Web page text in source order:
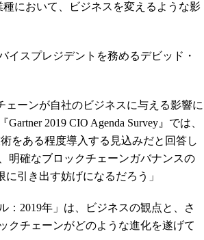
において、ビジネスを変えるような影
スプレジデントを務めるデビッド・
ーンが自社のビジネスに与える影響に
2019 CIO Agenda Survey』では、
をある程度導入する見込みだと回答し
明確なブロックチェーンガバナンスの
引き出す妨げになるだろう」
2019年」は、ビジネスの観点と、さ
クチェーンがどのような進化を遂げて